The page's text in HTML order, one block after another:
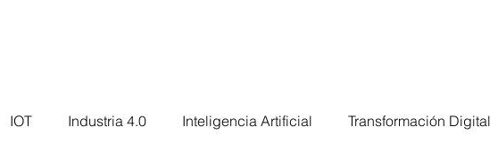
IOT Industria 4.0 Inteligencia Artificial Transformación Digital